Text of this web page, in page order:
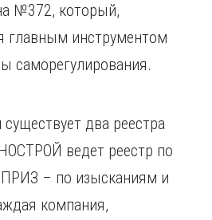
Улан-Удэ
Ульяновск
Уфа
Ч
Чебоксары
Челябинск
Чита
№372, который,
главным инструментом
саморегулирования.
два реестра
ведет реестр по
– по изысканиям и
компания,